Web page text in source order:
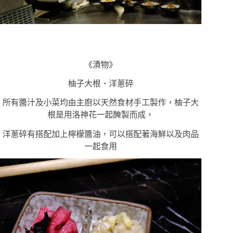
《漬物》
柚子大根、洋蔥碎
所有醬汁及小菜均由主廚以天然食材手工製作，柚子大
根是用洛神花一起醃製而成，
洋蔥碎有搭配加上檸檬醬油，可以搭配著海鮮以及肉品
一起食用